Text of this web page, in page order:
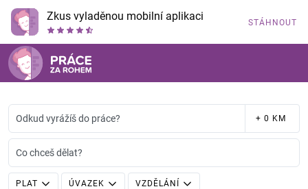
Zkus vyladěnou mobilní aplikaci STÁHNOUT
Odkud vyrážíš do práce? + 0 KM
Co chceš dělat?
PLAT ÚVAZEK VZDĚLÁNÍ